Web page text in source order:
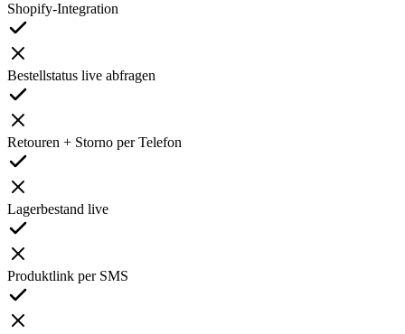
Shopify-Integration
Bestellstatus live abfragen
Retouren + Storno per Telefon
Lagerbestand live
Produktlink per SMS